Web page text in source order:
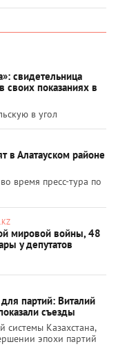
свидетельница
своих показаниях в
в угол
в Алатауском районе
время пресс-тура по
мировой войны, 48
у депутатов
партий: Виталий
съезды
системы Казахстана,
эпохи партий